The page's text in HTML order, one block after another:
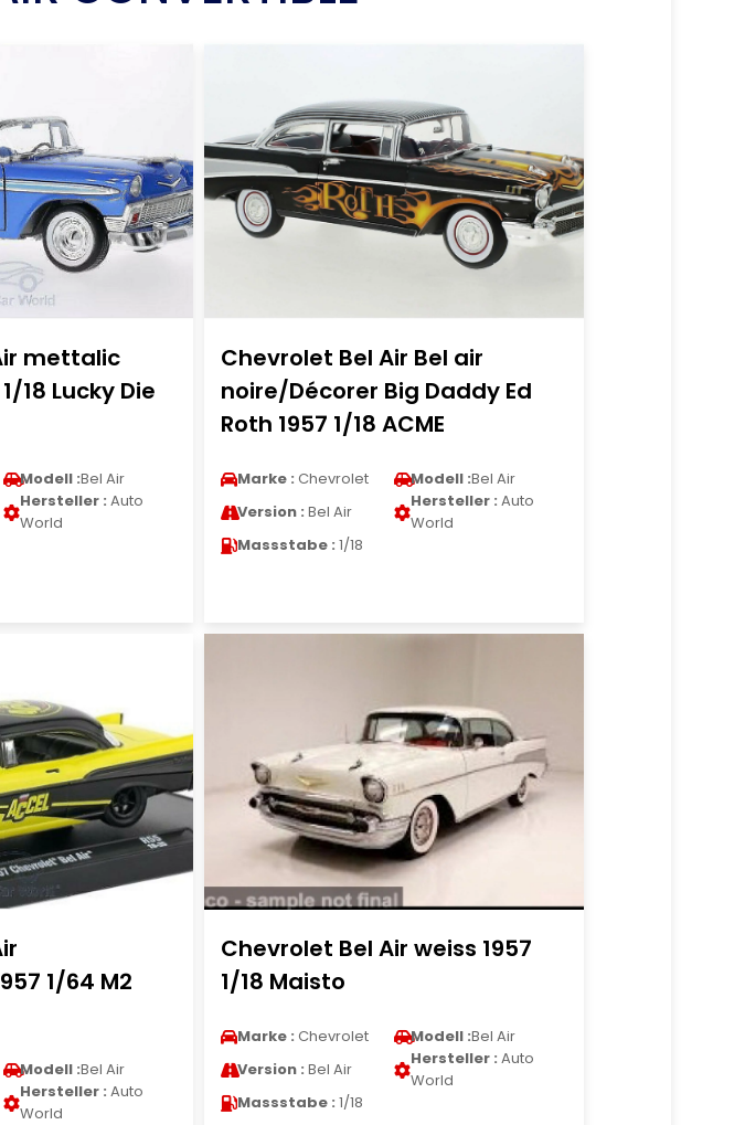
mettalic
18 Lucky Die
Modell :Bel Air
Hersteller : Auto
World
Chevrolet Bel Air Bel air
noire/Décorer Big Daddy Ed
Roth 1957 1/18 ACME
Marke : Chevrolet Modell :Bel Air
Version : Bel Air
Hersteller : Auto
World
Massstabe : 1/18
1/64 M2
Modell :Bel Air
Hersteller : Auto
World
Chevrolet Bel Air weiss 1957
1/18 Maisto
Marke : Chevrolet Modell :Bel Air
Version : Bel Air
Hersteller : Auto
World
Massstabe : 1/18